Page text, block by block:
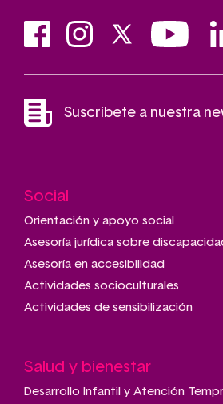
Suscríbete a nuestra
Main
navigation
Social
Orientación y apoyo social
Asesoría jurídica sobre
Asesoría en accesibilidad
Actividades socioculturales
Actividades de sensibilización
Salud y bienestar
Desarrollo Infantil y Atención